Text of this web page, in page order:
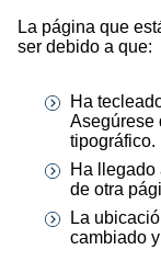
La página que
ser debido a que:
Ha
Asegúrese
tipográfico.
Ha llegado
de otra
La
cambiado